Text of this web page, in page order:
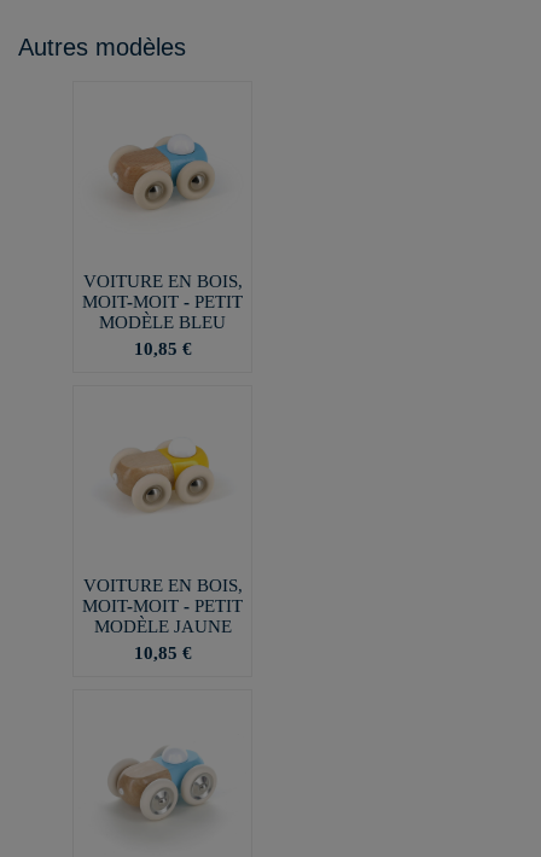
Autres modèles
VOITURE EN BOIS,
MOIT-MOIT - PETIT
MODÈLE BLEU
10,85 €
VOITURE EN BOIS,
MOIT-MOIT - PETIT
MODÈLE JAUNE
10,85 €